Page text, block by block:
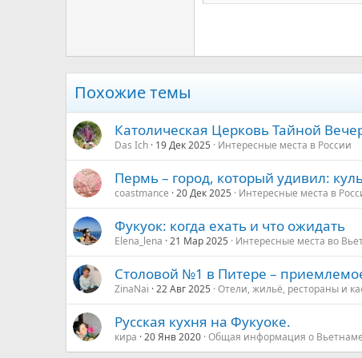
Times New Roman
Похожие темы
Католическая Церковь Тайной
Das Ich 19 Дек 2025 Интересные места в России
Пермь – город, который удивил:
coastmance 20 Дек 2025 Интересные места в
Фукуок: когда ехать и что ожидать
Elena_lena 21 Мар 2025 Интересные места во
Столовой №1 в Питере –
ZinaNai 22 Авг 2025 Отели, жильё, рестораны и
Русская кухня на Фукуоке.
кира 20 Янв 2020 Общая информация о Вьетнаме